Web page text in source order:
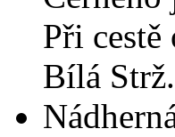
Při cestě
Bílá Strž.